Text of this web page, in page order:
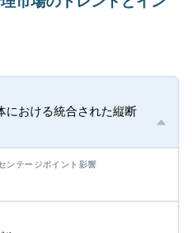
における統合された縦断